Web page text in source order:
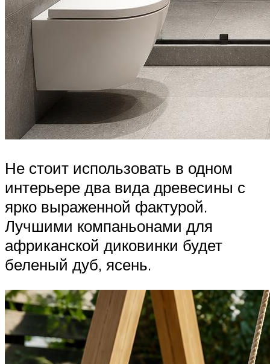
Не стоит использовать в одном
интерьере два вида древесины с
ярко выраженной фактурой.
Лучшими компаньонами для
африканской диковинки будет
беленый дуб, ясень.